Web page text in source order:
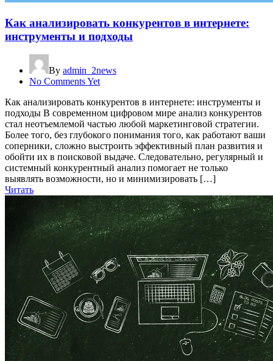
Как анализировать конкурентов в интернете:
инструменты и подходы
By admin_2news
No Comments Yet
Как анализировать конкурентов в интернете: инструменты и
подходы В современном цифровом мире анализ конкурентов
стал неотъемлемой частью любой маркетинговой стратегии.
Более того, без глубокого понимания того, как работают ваши
соперники, сложно выстроить эффективный план развития и
обойти их в поисковой выдаче. Следовательно, регулярный и
системный конкурентный анализ помогает не только
выявлять возможности, но и минимизировать […]
Читать